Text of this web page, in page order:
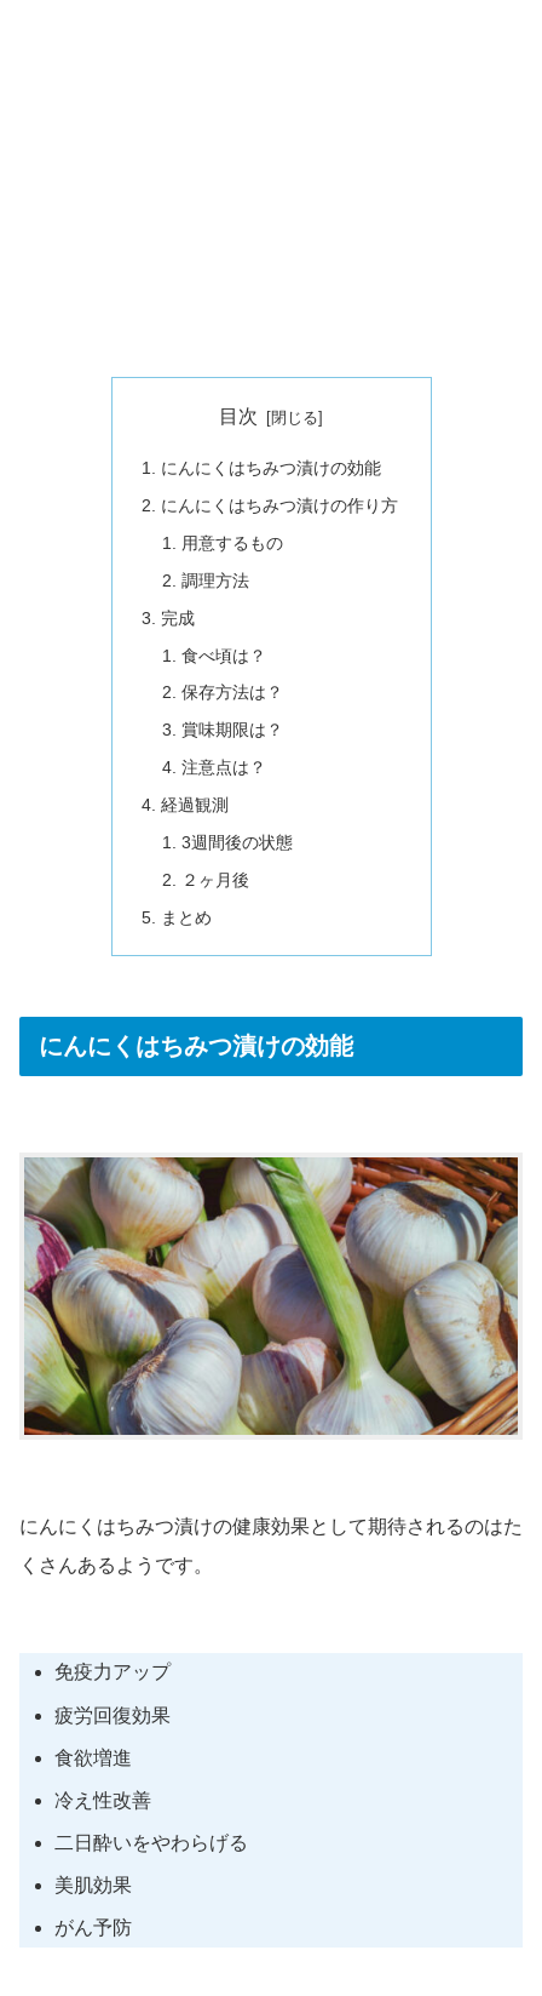
目次
にんにくはちみつ漬けの効能
にんにくはちみつ漬けの作り方
用意するもの
調理方法
完成
食べ頃は？
保存方法は？
賞味期限は？
注意点は？
経過観測
3週間後の状態
２ヶ月後
まとめ
にんにくはちみつ漬けの効能
にんにくはちみつ漬けの健康効果として期待されるのはた
くさんあるようです。
免疫力アップ
疲労回復効果
食欲増進
冷え性改善
二日酔いをやわらげる
美肌効果
がん予防